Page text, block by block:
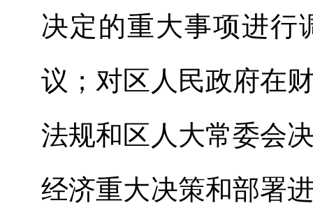
决定的重大事项进行
议；对区人民政府在
法规和区人大常委会
经济重大决策和部署